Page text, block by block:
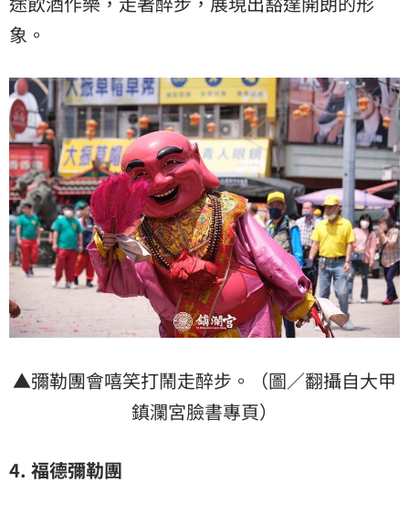
象。
▲彌勒團會嘻笑打鬧走醉步。（圖／翻攝自大甲
鎮瀾宮臉書專頁）
4. 福德彌勒團